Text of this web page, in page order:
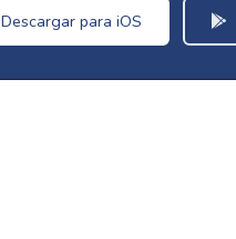
Descargar para iOS